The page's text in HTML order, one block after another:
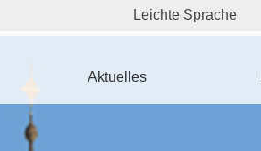
Leichte Sprache
Aktuelles